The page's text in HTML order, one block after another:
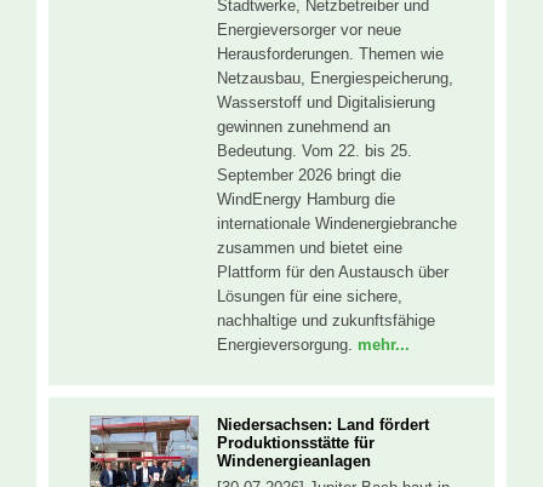
Stadtwerke, Netzbetreiber und
Energieversorger vor neue
Herausforderungen. Themen wie
Netzausbau, Energiespeicherung,
Wasserstoff und Digitalisierung
gewinnen zunehmend an
Bedeutung. Vom 22. bis 25.
September 2026 bringt die
WindEnergy Hamburg die
internationale Windenergiebranche
zusammen und bietet eine
Plattform für den Austausch über
Lösungen für eine sichere,
nachhaltige und zukunftsfähige
Energieversorgung. mehr...
Niedersachsen: Land fördert
Produktionsstätte für
Windenergieanlagen